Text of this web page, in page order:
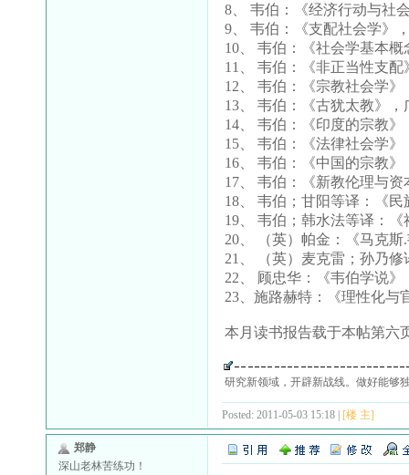
8、 韦伯：《经济行动与社
9、 韦伯：《支配社会学》
10、 韦伯：《社会学基本
11、 韦伯：《非正当性支
12、 韦伯：《宗教社会学
13、 韦伯：《古犹太教》，
14、 韦伯：《印度的宗教
15、 韦伯：《法律社会学
16、 韦伯：《中国的宗教
17、 韦伯：《新教伦理与
18、 韦伯；甘阳等译：《
19、 韦伯；韩水法等译：
20、 （英）帕金：《马克
21、 （英）麦克雷；孙乃
22、 顾忠华：《韦伯学说
23、施路赫特：《理性化与
本月读书报告载于本帖第六
研究新领域，开辟新战线。做好能够
Posted: 2011-05-03 15:18 | [楼 主]
郑静
深山老林苦练功！